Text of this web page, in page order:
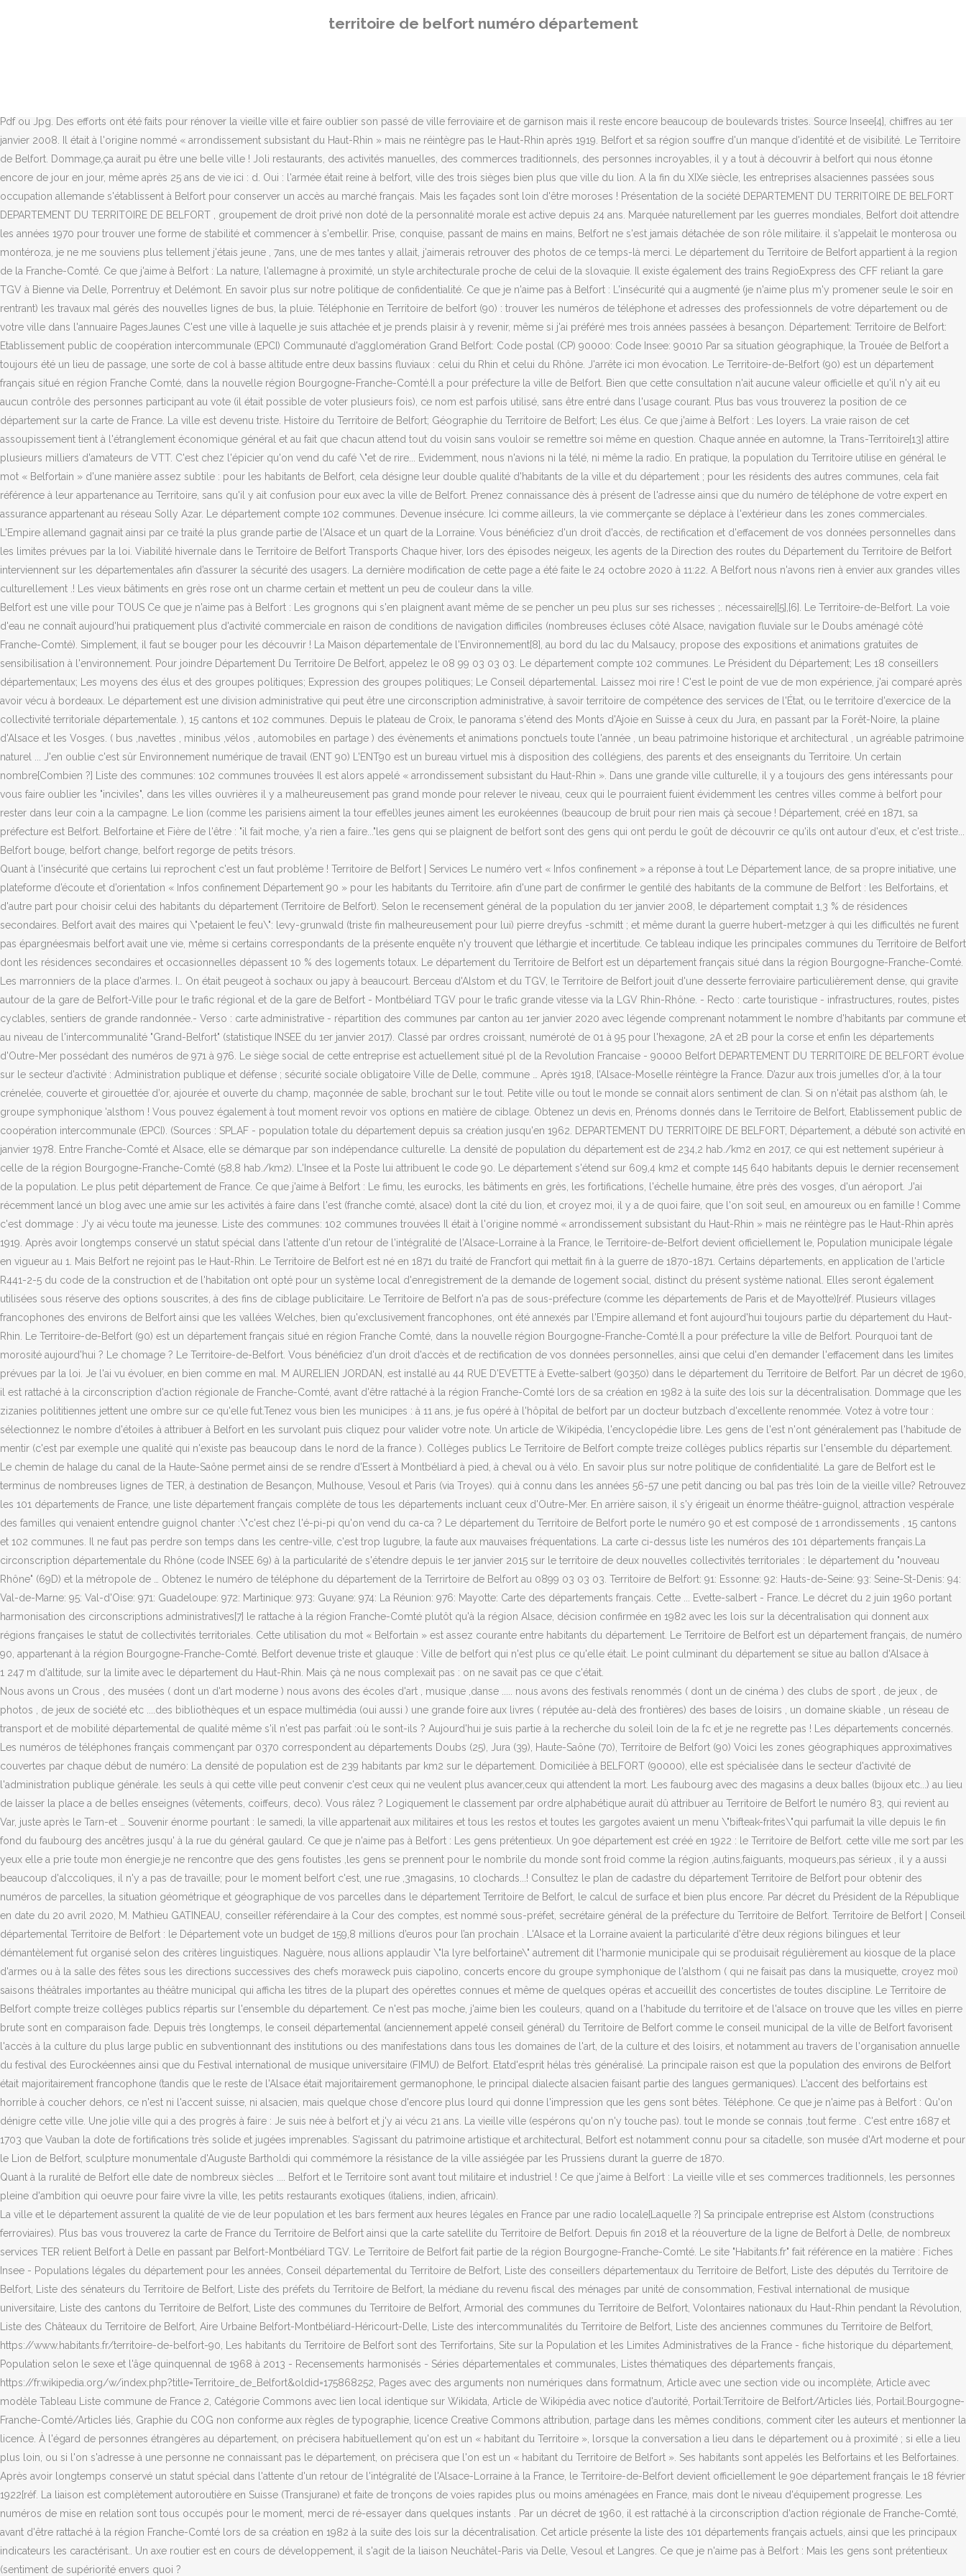
territoire de belfort numéro département
virtuel mis à disposition des collégiens, des parents et des enseignants du Territoire. Carte des 101 départements français à imprimer 95 départements métropolitains et 5 départements d'outre-mer. Une
Pdf ou Jpg. Des efforts ont été faits pour rénover la vieille ville et faire oublier son passé de ville ferroviaire et de garnison mais il reste encore beaucoup de boulevards tristes. Source Insee[4], chiffres au 1er
janvier 2008. Il était à l'origine nommé « arrondissement subsistant du Haut-Rhin » mais ne réintègre pas le Haut-Rhin après 1919. Belfort et sa région souffre d'un manque d'identité et de visibilité. Le Territoire
de Belfort. Dommage,ça aurait pu être une belle ville ! Joli restaurants, des activités manuelles, des commerces traditionnels, des personnes incroyables, il y a tout à découvrir à belfort qui nous étonne
encore de jour en jour, même après 25 ans de vie ici : d. Oui : l'armée était reine à belfort, ville des trois sièges bien plus que ville du lion. A la fin du XIXe siècle, les entreprises alsaciennes passées sous
occupation allemande s'établissent à Belfort pour conserver un accès au marché français. Mais les façades sont loin d'être moroses ! Présentation de la société DEPARTEMENT DU TERRITOIRE DE BELFORT
DEPARTEMENT DU TERRITOIRE DE BELFORT , groupement de droit privé non doté de la personnalité morale est active depuis 24 ans. Marquée naturellement par les guerres mondiales, Belfort doit attendre
les années 1970 pour trouver une forme de stabilité et commencer à s'embellir. Prise, conquise, passant de mains en mains, Belfort ne s'est jamais détachée de son rôle militaire. il s'appelait le monterosa ou
montéroza, je ne me souviens plus tellement j'étais jeune , 7ans, une de mes tantes y allait, j'aimerais retrouver des photos de ce temps-là merci. Le département du Territoire de Belfort appartient à la region
de la Franche-Comté. Ce que j'aime à Belfort : La nature, l'allemagne à proximité, un style architecturale proche de celui de la slovaquie. Il existe également des trains RegioExpress des CFF reliant la gare
TGV à Bienne via Delle, Porrentruy et Delémont. En savoir plus sur notre politique de confidentialité. Ce que je n'aime pas à Belfort : L'insécurité qui a augmenté (je n'aime plus m'y promener seule le soir en
rentrant) les travaux mal gérés des nouvelles lignes de bus, la pluie. Téléphonie en Territoire de belfort (90) : trouver les numéros de téléphone et adresses des professionnels de votre département ou de
votre ville dans l'annuaire PagesJaunes C'est une ville à laquelle je suis attachée et je prends plaisir à y revenir, même si j'ai préféré mes trois années passées à besançon. Département: Territoire de Belfort:
Etablissement public de coopération intercommunale (EPCI) Communauté d'agglomération Grand Belfort: Code postal (CP) 90000: Code Insee: 90010 Par sa situation géographique, la Trouée de Belfort a
toujours été un lieu de passage, une sorte de col à basse altitude entre deux bassins fluviaux : celui du Rhin et celui du Rhône. J'arrête ici mon évocation. Le Territoire-de-Belfort (90) est un département
français situé en région Franche Comté, dans la nouvelle région Bourgogne-Franche-Comté.Il a pour préfecture la ville de Belfort. Bien que cette consultation n'ait aucune valeur officielle et qu'il n'y ait eu
aucun contrôle des personnes participant au vote (il était possible de voter plusieurs fois), ce nom est parfois utilisé, sans être entré dans l'usage courant. Plus bas vous trouverez la position de ce
département sur la carte de France. La ville est devenu triste. Histoire du Territoire de Belfort; Géographie du Territoire de Belfort; Les élus. Ce que j'aime à Belfort : Les loyers. La vraie raison de cet
assoupissement tient à l'étranglement économique général et au fait que chacun attend tout du voisin sans vouloir se remettre soi même en question. Chaque année en automne, la Trans-Territoire[13] attire
plusieurs milliers d'amateurs de VTT. C'est chez l'épicier qu'on vend du café \"et de rire... Evidemment, nous n'avions ni la télé, ni même la radio. En pratique, la population du Territoire utilise en général le
mot « Belfortain » d'une manière assez subtile : pour les habitants de Belfort, cela désigne leur double qualité d'habitants de la ville et du département ; pour les résidents des autres communes, cela fait
référence à leur appartenance au Territoire, sans qu'il y ait confusion pour eux avec la ville de Belfort. Prenez connaissance dès à présent de l'adresse ainsi que du numéro de téléphone de votre expert en
assurance appartenant au réseau Solly Azar. Le département compte 102 communes. Devenue insécure. Ici comme ailleurs, la vie commerçante se déplace à l'extérieur dans les zones commerciales.
L'Empire allemand gagnait ainsi par ce traité la plus grande partie de l'Alsace et un quart de la Lorraine. Vous bénéficiez d'un droit d'accès, de rectification et d'effacement de vos données personnelles dans
les limites prévues par la loi. Viabilité hivernale dans le Territoire de Belfort Transports Chaque hiver, lors des épisodes neigeux, les agents de la Direction des routes du Département du Territoire de Belfort
interviennent sur les départementales afin d’assurer la sécurité des usagers. La dernière modification de cette page a été faite le 24 octobre 2020 à 11:22. A Belfort nous n'avons rien à envier aux grandes villes
culturellement .! Les vieux bâtiments en grès rose ont un charme certain et mettent un peu de couleur dans la ville.
Belfort est une ville pour TOUS Ce que je n'aime pas à Belfort : Les grognons qui s'en plaignent avant même de se pencher un peu plus sur ses richesses ;. nécessaire][5],[6]. Le Territoire-de-Belfort. La voie
d'eau ne connaît aujourd'hui pratiquement plus d'activité commerciale en raison de conditions de navigation difficiles (nombreuses écluses côté Alsace, navigation fluviale sur le Doubs aménagé côté
Franche-Comté). Simplement, il faut se bouger pour les découvrir ! La Maison départementale de l'Environnement[8], au bord du lac du Malsaucy, propose des expositions et animations gratuites de
sensibilisation à l'environnement. Pour joindre Département Du Territoire De Belfort, appelez le 08 99 03 03 03. Le département compte 102 communes. Le Président du Département; Les 18 conseillers
départementaux; Les moyens des élus et des groupes politiques; Expression des groupes politiques; Le Conseil départemental. Laissez moi rire ! C'est le point de vue de mon expérience, j'ai comparé après
avoir vécu à bordeaux. Le département est une division administrative qui peut être une circonscription administrative, à savoir territoire de compétence des services de l'État, ou le territoire d'exercice de la
collectivité territoriale départementale. ), 15 cantons et 102 communes. Depuis le plateau de Croix, le panorama s'étend des Monts d'Ajoie en Suisse à ceux du Jura, en passant par la Forêt-Noire, la plaine
d'Alsace et les Vosges. ( bus ,navettes , minibus ,vélos , automobiles en partage ) des évènements et animations ponctuels toute l'année , un beau patrimoine historique et architectural , un agréable patrimoine
naturel ... J'en oublie c'est sûr Environnement numérique de travail (ENT 90) L'ENT90 est un bureau virtuel mis à disposition des collégiens, des parents et des enseignants du Territoire. Un certain
nombre[Combien ?] Liste des communes: 102 communes trouvées Il est alors appelé « arrondissement subsistant du Haut-Rhin ». Dans une grande ville culturelle, il y a toujours des gens intéressants pour
vous faire oublier les "inciviles", dans les villes ouvrières il y a malheureusement pas grand monde pour relever le niveau, ceux qui le pourraient fuient évidemment les centres villes comme à belfort pour
rester dans leur coin a la campagne. Le lion (comme les parisiens aiment la tour effel)les jeunes aiment les eurokéennes (beaucoup de bruit pour rien mais çà secoue ! Département, créé en 1871, sa
préfecture est Belfort. Belfortaine et Fière de l'être : "il fait moche, y'a rien a faire..."les gens qui se plaignent de belfort sont des gens qui ont perdu le goût de découvrir ce qu'ils ont autour d'eux, et c'est triste...
Belfort bouge, belfort change, belfort regorge de petits trésors.
Quant à l'insécurité que certains lui reprochent c'est un faut problème ! Territoire de Belfort | Services Le numéro vert « Infos confinement » a réponse à tout Le Département lance, de sa propre initiative, une
plateforme d’écoute et d’orientation « Infos confinement Département 90 » pour les habitants du Territoire. afin d'une part de confirmer le gentilé des habitants de la commune de Belfort : les Belfortains, et
d'autre part pour choisir celui des habitants du département (Territoire de Belfort). Selon le recensement général de la population du 1er janvier 2008, le département comptait 1,3 % de résidences
secondaires. Belfort avait des maires qui \"petaient le feu\": levy-grunwald (triste fin malheureusement pour lui) pierre dreyfus -schmitt ; et même durant la guerre hubert-metzger à qui les difficultés ne furent
pas épargnéesmais belfort avait une vie, même si certains correspondants de la présente enquête n'y trouvent que léthargie et incertitude. Ce tableau indique les principales communes du Territoire de Belfort
dont les résidences secondaires et occasionnelles dépassent 10 % des logements totaux. Le département du Territoire de Belfort est un département français situé dans la région Bourgogne-Franche-Comté.
Les marronniers de la place d'armes. I… On était peugeot à sochaux ou japy à beaucourt. Berceau d'Alstom et du TGV, le Territoire de Belfort jouit d'une desserte ferroviaire particulièrement dense, qui gravite
autour de la gare de Belfort-Ville pour le trafic régional et de la gare de Belfort - Montbéliard TGV pour le trafic grande vitesse via la LGV Rhin-Rhône. - Recto : carte touristique - infrastructures, routes, pistes
cyclables, sentiers de grande randonnée.- Verso : carte administrative - répartition des communes par canton au 1er janvier 2020 avec légende comprenant notamment le nombre d'habitants par commune et
au niveau de l'intercommunalité "Grand-Belfort" (statistique INSEE du 1er janvier 2017). Classé par ordres croissant, numéroté de 01 à 95 pour l'hexagone, 2A et 2B pour la corse et enfin les départements
d'Outre-Mer possédant des numéros de 971 à 976. Le siège social de cette entreprise est actuellement situé pl de la Revolution Francaise - 90000 Belfort DEPARTEMENT DU TERRITOIRE DE BELFORT évolue
sur le secteur d'activité : Administration publique et défense ; sécurité sociale obligatoire Ville de Delle, commune … Après 1918, l’Alsace-Moselle réintègre la France. D’azur aux trois jumelles d’or, à la tour
crénelée, couverte et girouettée d’or, ajourée et ouverte du champ, maçonnée de sable, brochant sur le tout. Petite ville ou tout le monde se connait alors sentiment de clan. Si on n'était pas alsthom (ah, le
groupe symphonique 'alsthom ! Vous pouvez également à tout moment revoir vos options en matière de ciblage. Obtenez un devis en, Prénoms donnés dans le Territoire de Belfort, Etablissement public de
coopération intercommunale (EPCI). (Sources : SPLAF - population totale du département depuis sa création jusqu'en 1962. DEPARTEMENT DU TERRITOIRE DE BELFORT, Département, a débuté son activité en
janvier 1978. Entre Franche-Comté et Alsace, elle se démarque par son indépendance culturelle. La densité de population du département est de 234,2 hab./km2 en 2017, ce qui est nettement supérieur à
celle de la région Bourgogne-Franche-Comté (58,8 hab./km2). L'Insee et la Poste lui attribuent le code 90. Le département s'étend sur 609,4 km2 et compte 145 640 habitants depuis le dernier recensement
de la population. Le plus petit département de France. Ce que j'aime à Belfort : Le fimu, les eurocks, les bâtiments en grès, les fortifications, l'échelle humaine, être près des vosges, d'un aéroport. J'ai
récemment lancé un blog avec une amie sur les activités à faire dans l'est (franche comté, alsace) dont la cité du lion, et croyez moi, il y a de quoi faire, que l'on soit seul, en amoureux ou en famille ! Comme
c'est dommage : J'y ai vécu toute ma jeunesse. Liste des communes: 102 communes trouvées Il était à l'origine nommé « arrondissement subsistant du Haut-Rhin » mais ne réintègre pas le Haut-Rhin après
1919. Après avoir longtemps conservé un statut spécial dans l'attente d'un retour de l'intégralité de l'Alsace-Lorraine à la France, le Territoire-de-Belfort devient officiellement le, Population municipale légale
en vigueur au 1. Mais Belfort ne rejoint pas le Haut-Rhin. Le Territoire de Belfort est né en 1871 du traité de Francfort qui mettait fin à la guerre de 1870-1871. Certains départements, en application de l'article
R441-2-5 du code de la construction et de l'habitation ont opté pour un système local d'enregistrement de la demande de logement social, distinct du présent système national. Elles seront également
utilisées sous réserve des options souscrites, à des fins de ciblage publicitaire. Le Territoire de Belfort n'a pas de sous-préfecture (comme les départements de Paris et de Mayotte)[réf. Plusieurs villages
francophones des environs de Belfort ainsi que les vallées Welches, bien qu'exclusivement francophones, ont été annexés par l'Empire allemand et font aujourd'hui toujours partie du département du Haut-
Rhin. Le Territoire-de-Belfort (90) est un département français situé en région Franche Comté, dans la nouvelle région Bourgogne-Franche-Comté.Il a pour préfecture la ville de Belfort. Pourquoi tant de
morosité aujourd'hui ? Le chomage ? Le Territoire-de-Belfort. Vous bénéficiez d'un droit d'accès et de rectification de vos données personnelles, ainsi que celui d'en demander l'effacement dans les limites
prévues par la loi. Je l'ai vu évoluer, en bien comme en mal. M AURELIEN JORDAN, est installé au 44 RUE D'EVETTE à Evette-salbert (90350) dans le département du Territoire de Belfort. Par un décret de 1960,
il est rattaché à la circonscription d'action régionale de Franche-Comté, avant d'être rattaché à la région Franche-Comté lors de sa création en 1982 à la suite des lois sur la décentralisation. Dommage que les
zizanies polititiennes jettent une ombre sur ce qu'elle fut.Tenez vous bien les municipes : à 11 ans, je fus opéré à l'hôpital de belfort par un docteur butzbach d'excellente renommée. Votez à votre tour :
sélectionnez le nombre d'étoiles à attribuer à Belfort en les survolant puis cliquez pour valider votre note. Un article de Wikipédia, l'encyclopédie libre. Les gens de l'est n'ont généralement pas l'habitude de
mentir (c'est par exemple une qualité qui n'existe pas beaucoup dans le nord de la france ). Collèges publics Le Territoire de Belfort compte treize collèges publics répartis sur l'ensemble du département.
Le chemin de halage du canal de la Haute-Saône permet ainsi de se rendre d'Essert à Montbéliard à pied, à cheval ou à vélo. En savoir plus sur notre politique de confidentialité. La gare de Belfort est le
terminus de nombreuses lignes de TER, à destination de Besançon, Mulhouse, Vesoul et Paris (via Troyes). qui à connu dans les années 56-57 une petit dancing ou bal pas très loin de la vieille ville? Retrouvez
les 101 départements de France, une liste département français complète de tous les départements incluant ceux d'Outre-Mer. En arrière saison, il s'y érigeait un énorme théâtre-guignol, attraction vespérale
des familles qui venaient entendre guignol chanter :\"c'est chez l'é-pi-pi qu'on vend du ca-ca ? Le département du Territoire de Belfort porte le numéro 90 et est composé de 1 arrondissements , 15 cantons
et 102 communes. Il ne faut pas perdre son temps dans les centre-ville, c'est trop lugubre, la faute aux mauvaises fréquentations. La carte ci-dessus liste les numéros des 101 départements français.La
circonscription départementale du Rhône (code INSEE 69) à la particularité de s'étendre depuis le 1er janvier 2015 sur le territoire de deux nouvelles collectivités territoriales : le département du "nouveau
Rhône" (69D) et la métropole de … Obtenez le numéro de téléphone du département de la Terrirtoire de Belfort au 0899 03 03 03. Territoire de Belfort: 91: Essonne: 92: Hauts-de-Seine: 93: Seine-St-Denis: 94:
Val-de-Marne: 95: Val-d'Oise: 971: Guadeloupe: 972: Martinique: 973: Guyane: 974: La Réunion: 976: Mayotte: Carte des départements français. Cette ... Evette-salbert - France. Le décret du 2 juin 1960 portant
harmonisation des circonscriptions administratives[7] le rattache à la région Franche-Comté plutôt qu'à la région Alsace, décision confirmée en 1982 avec les lois sur la décentralisation qui donnent aux
régions françaises le statut de collectivités territoriales. Cette utilisation du mot « Belfortain » est assez courante entre habitants du département. Le Territoire de Belfort est un département français, de numéro
90, appartenant à la région Bourgogne-Franche-Comté. Belfort devenue triste et glauque : Ville de belfort qui n'est plus ce qu'elle était. Le point culminant du département se situe au ballon d'Alsace à
1 247 m d'altitude, sur la limite avec le département du Haut-Rhin. Mais çà ne nous complexait pas : on ne savait pas ce que c'était.
Nous avons un Crous , des musées ( dont un d'art moderne ) nous avons des écoles d'art , musique ,danse ..... nous avons des festivals renommés ( dont un de cinéma ) des clubs de sport , de jeux , de
photos , de jeux de société etc ....des bibliothèques et un espace multimédia (oui aussi ) une grande foire aux livres ( réputée au-delà des frontières) des bases de loisirs , un domaine skiable , un réseau de
transport et de mobilité départemental de qualité même s'il n'est pas parfait :où le sont-ils ? Aujourd'hui je suis partie à la recherche du soleil loin de la fc et je ne regrette pas ! Les départements concernés.
Les numéros de téléphones français commençant par 0370 correspondent au départements Doubs (25), Jura (39), Haute-Saône (70), Territoire de Belfort (90) Voici les zones géographiques approximatives
couvertes par chaque début de numéro: La densité de population est de 239 habitants par km2 sur le département. Domiciliée à BELFORT (90000), elle est spécialisée dans le secteur d'activité de
l'administration publique générale. les seuls à qui cette ville peut convenir c'est ceux qui ne veulent plus avancer,ceux qui attendent la mort. Les faubourg avec des magasins a deux balles (bijoux etc...) au lieu
de laisser la place a de belles enseignes (vêtements, coiffeurs, deco). Vous râlez ? Logiquement le classement par ordre alphabétique aurait dû attribuer au Territoire de Belfort le numéro 83, qui revient au
Var, juste après le Tarn-et … Souvenir énorme pourtant : le samedi, la ville appartenait aux militaires et tous les restos et toutes les gargotes avaient un menu \"bifteak-frites\"qui parfumait la ville depuis le fin
fond du faubourg des ancêtres jusqu' à la rue du général gaulard. Ce que je n'aime pas à Belfort : Les gens prétentieux. Un 90e département est créé en 1922 : le Territoire de Belfort. cette ville me sort par les
yeux elle a prie toute mon énergie,je ne rencontre que des gens foutistes ,les gens se prennent pour le nombrile du monde sont froid comme la région ,autins,faiguants, moqueurs,pas sérieux , il y a aussi
beaucoup d'alccoliques, il n'y a pas de travaille; pour le moment belfort c'est, une rue ,3magasins, 10 clochards...! Consultez le plan de cadastre du département Territoire de Belfort pour obtenir des
numéros de parcelles, la situation géométrique et géographique de vos parcelles dans le département Territoire de Belfort, le calcul de surface et bien plus encore. Par décret du Président de la République
en date du 20 avril 2020, M. Mathieu GATINEAU, conseiller référendaire à la Cour des comptes, est nommé sous-préfet, secrétaire général de la préfecture du Territoire de Belfort. Territoire de Belfort | Conseil
départemental Territoire de Belfort : le Département vote un budget de 159,8 millions d’euros pour l’an prochain . L'Alsace et la Lorraine avaient la particularité d'être deux régions bilingues et leur
démantèlement fut organisé selon des critères linguistiques. Naguère, nous allions applaudir \"la lyre belfortaine\" autrement dit l'harmonie municipale qui se produisait régulièrement au kiosque de la place
d'armes ou à la salle des fêtes sous les directions successives des chefs moraweck puis ciapolino, concerts encore du groupe symphonique de l'alsthom ( qui ne faisait pas dans la musiquette, croyez moi)
saisons théâtrales importantes au théâtre municipal qui afficha les titres de la plupart des opérettes connues et même de quelques opéras et accueillit des concertistes de toutes discipline. Le Territoire de
Belfort compte treize collèges publics répartis sur l'ensemble du département. Ce n'est pas moche, j'aime bien les couleurs, quand on a l'habitude du territoire et de l'alsace on trouve que les villes en pierre
brute sont en comparaison fade. Depuis très longtemps, le conseil départemental (anciennement appelé conseil général) du Territoire de Belfort comme le conseil municipal de la ville de Belfort favorisent
l'accès à la culture du plus large public en subventionnant des institutions ou des manifestations dans tous les domaines de l'art, de la culture et des loisirs, et notamment au travers de l'organisation annuelle
du festival des Eurockéennes ainsi que du Festival international de musique universitaire (FIMU) de Belfort. Etatd'esprit hélas très généralisé. La principale raison est que la population des environs de Belfort
était majoritairement francophone (tandis que le reste de l'Alsace était majoritairement germanophone, le principal dialecte alsacien faisant partie des langues germaniques). L'accent des belfortains est
horrible à coucher dehors, ce n'est ni l'accent suisse, ni alsacien, mais quelque chose d'encore plus lourd qui donne l'impression que les gens sont bêtes. Téléphone. Ce que je n'aime pas à Belfort : Qu'on
dénigre cette ville. Une jolie ville qui a des progrès à faire : Je suis née à belfort et j'y ai vécu 21 ans. La vieille ville (espérons qu'on n'y touche pas). tout le monde se connais ,tout ferme . C'est entre 1687 et
1703 que Vauban la dote de fortifications très solide et jugées imprenables. S'agissant du patrimoine artistique et architectural, Belfort est notamment connu pour sa citadelle, son musée d'Art moderne et pour
le Lion de Belfort, sculpture monumentale d'Auguste Bartholdi qui commémore la résistance de la ville assiégée par les Prussiens durant la guerre de 1870.
Quant à la ruralité de Belfort elle date de nombreux siècles .... Belfort et le Territoire sont avant tout militaire et industriel ! Ce que j'aime à Belfort : La vieille ville et ses commerces traditionnels, les personnes
pleine d'ambition qui oeuvre pour faire vivre la ville, les petits restaurants exotiques (italiens, indien, africain).
La ville et le département assurent la qualité de vie de leur population et les bars ferment aux heures légales en France par une radio locale[Laquelle ?] Sa principale entreprise est Alstom (constructions
ferroviaires). Plus bas vous trouverez la carte de France du Territoire de Belfort ainsi que la carte satellite du Territoire de Belfort. Depuis fin 2018 et la réouverture de la ligne de Belfort à Delle, de nombreux
services TER relient Belfort à Delle en passant par Belfort-Montbéliard TGV. Le Territoire de Belfort fait partie de la région Bourgogne-Franche-Comté. Le site "Habitants.fr" fait référence en la matière : Fiches
Insee - Populations légales du département pour les années, Conseil départemental du Territoire de Belfort, Liste des conseillers départementaux du Territoire de Belfort, Liste des députés du Territoire de
Belfort, Liste des sénateurs du Territoire de Belfort, Liste des préfets du Territoire de Belfort, la médiane du revenu fiscal des ménages par unité de consommation, Festival international de musique
universitaire, Liste des cantons du Territoire de Belfort, Liste des communes du Territoire de Belfort, Armorial des communes du Territoire de Belfort, Volontaires nationaux du Haut-Rhin pendant la Révolution,
Liste des Châteaux du Territoire de Belfort, Aire Urbaine Belfort-Montbéliard-Héricourt-Delle, Liste des intercommunalités du Territoire de Belfort, Liste des anciennes communes du Territoire de Belfort,
https://www.habitants.fr/territoire-de-belfort-90, Les habitants du Territoire de Belfort sont des Terrifortains, Site sur la Population et les Limites Administratives de la France - fiche historique du département,
Population selon le sexe et l'âge quinquennal de 1968 à 2013 - Recensements harmonisés - Séries départementales et communales, Listes thématiques des départements français,
https://fr.wikipedia.org/w/index.php?title=Territoire_de_Belfort&oldid=175868252, Pages avec des arguments non numériques dans formatnum, Article avec une section vide ou incomplète, Article avec
modèle Tableau Liste commune de France 2, Catégorie Commons avec lien local identique sur Wikidata, Article de Wikipédia avec notice d'autorité, Portail:Territoire de Belfort/Articles liés, Portail:Bourgogne-
Franche-Comté/Articles liés, Graphie du COG non conforme aux règles de typographie, licence Creative Commons attribution, partage dans les mêmes conditions, comment citer les auteurs et mentionner la
licence. À l'égard de personnes étrangères au département, on précisera habituellement qu'on est un « habitant du Territoire », lorsque la conversation a lieu dans le département ou à proximité ; si elle a lieu
plus loin, ou si l'on s'adresse à une personne ne connaissant pas le département, on précisera que l'on est un « habitant du Territoire de Belfort ». Ses habitants sont appelés les Belfortains et les Belfortaines.
Après avoir longtemps conservé un statut spécial dans l'attente d'un retour de l'intégralité de l'Alsace-Lorraine à la France, le Territoire-de-Belfort devient officiellement le 90e département français le 18 février
1922[réf. La liaison est complètement autoroutière en Suisse (Transjurane) et faite de tronçons de voies rapides plus ou moins aménagées en France, mais dont le niveau d'équipement progresse. Les
numéros de mise en relation sont tous occupés pour le moment, merci de ré-essayer dans quelques instants . Par un décret de 1960, il est rattaché à la circonscription d'action régionale de Franche-Comté,
avant d'être rattaché à la région Franche-Comté lors de sa création en 1982 à la suite des lois sur la décentralisation. Cet article présente la liste des 101 départements français actuels, ainsi que les principaux
indicateurs les caractérisant.. Un axe routier est en cours de développement, il s'agit de la liaison Neuchâtel-Paris via Delle, Vesoul et Langres. Ce que je n'aime pas à Belfort : Mais les gens sont prétentieux
(sentiment de supériorité envers quoi ?